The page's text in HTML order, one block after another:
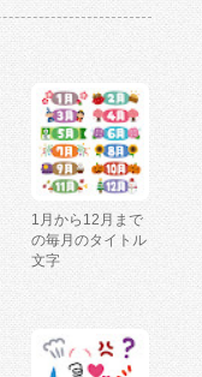
1月から12月まで
の毎月のタイトル
文字